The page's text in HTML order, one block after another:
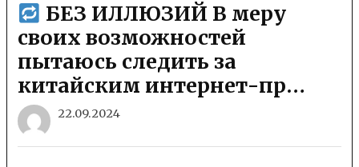
БЕЗ ИЛЛЮЗИЙ В меру
своих возможностей
пытаюсь следить за
китайским интернет-пр…
22.09.2024